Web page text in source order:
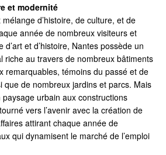
et modernité
d’histoire, de culture, et de
année de nombreux visiteurs et
et d’histoire, Nantes possède un
riche au travers de nombreux bâtiments
remarquables, témoins du passé et de
que de nombreux jardins et parcs. Mais
urbain aux constructions
vers l’avenir avec la création de
attirant chaque année de
qui dynamisent le marché de l’emploi